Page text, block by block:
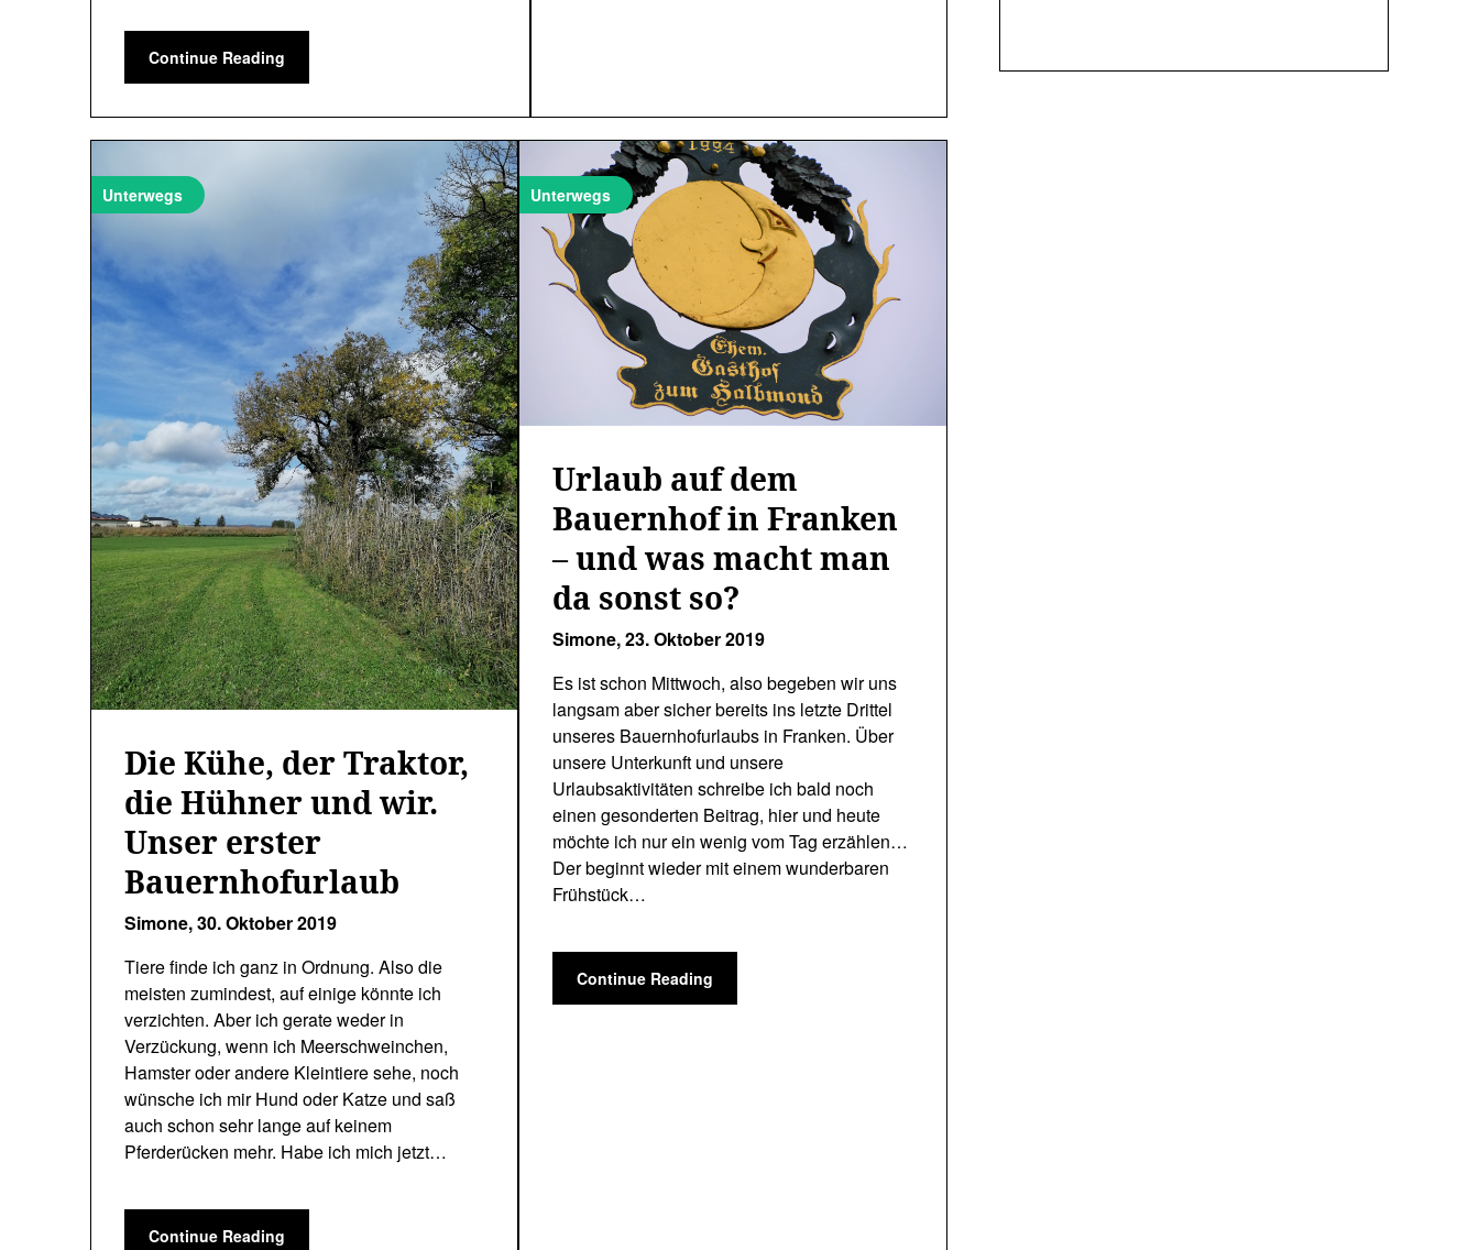
Continue Reading
Unterwegs
Die Kühe, der Traktor,
die Hühner und wir.
Unser erster
Bauernhofurlaub
Simone,30. Oktober 2019
Tiere finde ich ganz in Ordnung. Also die
meisten zumindest, auf einige könnte ich
verzichten. Aber ich gerate weder in
Verzückung, wenn ich Meerschweinchen,
Hamster oder andere Kleintiere sehe, noch
wünsche ich mir Hund oder Katze und saß
auch schon sehr lange auf keinem
Pferderücken mehr. Habe ich mich jetzt…
Continue Reading
Unterwegs
Urlaub auf dem
Bauernhof in Franken
– und was macht man
da sonst so?
Simone,23. Oktober 2019
Es ist schon Mittwoch, also begeben wir uns
langsam aber sicher bereits ins letzte Drittel
unseres Bauernhofurlaubs in Franken. Über
unsere Unterkunft und unsere
Urlaubsaktivitäten schreibe ich bald noch
einen gesonderten Beitrag, hier und heute
möchte ich nur ein wenig vom Tag erzählen…
Der beginnt wieder mit einem wunderbaren
Frühstück…
Continue Reading